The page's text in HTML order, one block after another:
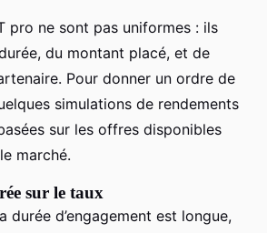
pro ne sont pas uniformes : ils
du montant placé, et de
Pour donner un ordre de
simulations de rendements
sur les offres disponibles
marché.
sur le taux
durée d’engagement est longue,